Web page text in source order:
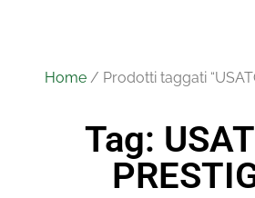
Home / Prodotti taggati
Tag: